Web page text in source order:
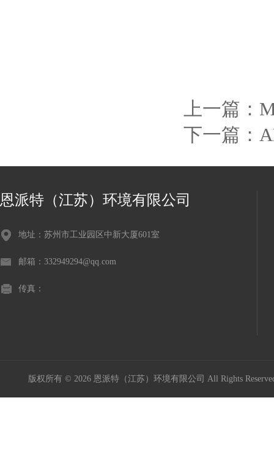
上一篇：
下一篇：
恩派特（江苏）环境有限公司
地址：苏州市工业园区中新大厦601室
邮箱：332949294@qq.com
传真：
版权所有 © 2026 恩派特（江苏）环境有限公司 All Rights